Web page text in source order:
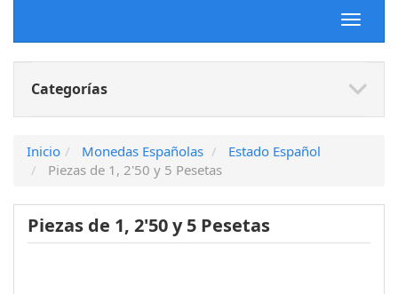
Toggle
Categorías
Inicio Monedas Españolas
Estado Español
Piezas de 1, 2'50 y 5 Pesetas
Piezas de 1, 2'50 y 5 Pesetas